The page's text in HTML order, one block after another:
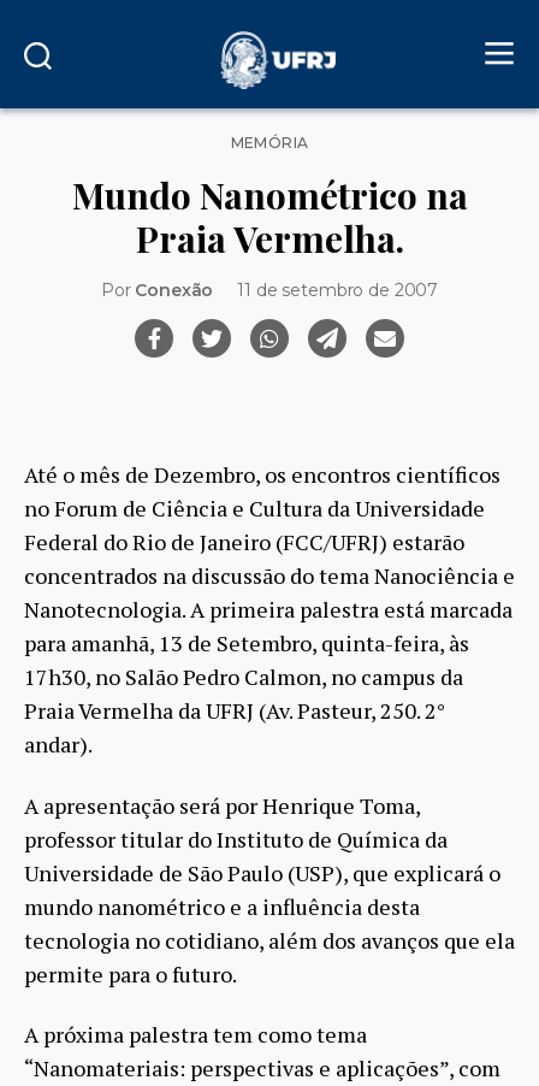
Categorias
MEMÓRIA
Mundo Nanométrico na
Praia Vermelha.
Por Conexão 11 de setembro de 2007
Até o mês de Dezembro, os encontros científicos
no Forum de Ciência e Cultura da Universidade
Federal do Rio de Janeiro (FCC/UFRJ) estarão
concentrados na discussão do tema Nanociência e
Nanotecnologia. A primeira palestra está marcada
para amanhã, 13 de Setembro, quinta-feira, às
17h30, no Salão Pedro Calmon, no campus da
Praia Vermelha da UFRJ (Av. Pasteur, 250. 2°
andar).
A apresentação será por Henrique Toma,
professor titular do Instituto de Química da
Universidade de São Paulo (USP), que explicará o
mundo nanométrico e a influência desta
tecnologia no cotidiano, além dos avanços que ela
permite para o futuro.
A próxima palestra tem como tema
“Nanomateriais: perspectivas e aplicações”, com